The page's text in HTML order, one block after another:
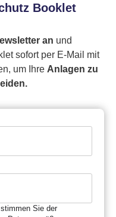
Booklet
an und
sofort per E-Mail mit
um Ihre Anlagen zu
Sie der